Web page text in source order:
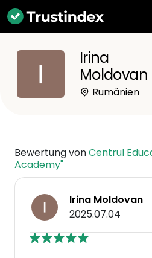
Irina
Moldovan
Rumänien
Bewertung vonCentrul
Academy"
Irina Moldovan
2025.07.04